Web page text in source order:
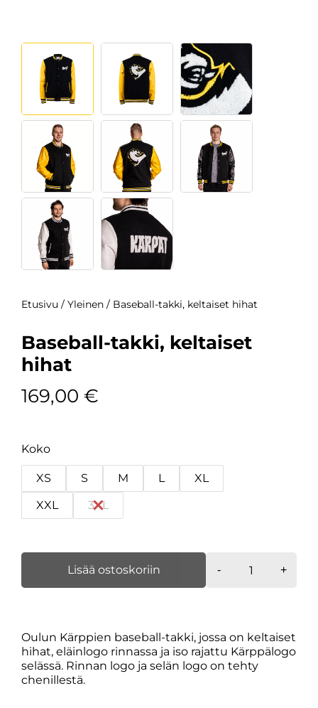
Etusivu / Yleinen / Baseball-takki, keltaiset hihat
Baseball-takki, keltaiset
hihat
169,00 €
Koko
XS S M L
XL
XXL
3XL
-
Baseball-
määrä
+
Lisää ostoskoriin
Oulun Kärppien baseball-takki, jossa on keltaiset
hihat, eläinlogo rinnassa ja iso rajattu Kärppälogo
selässä. Rinnan logo ja selän logo on tehty
chenillestä.